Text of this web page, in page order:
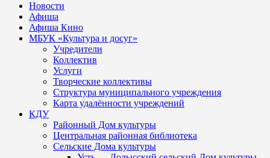
Новости
Афиша
Афиша Кино
МБУК «Культура и досуг»
Учредители
Коллектив
Услуги
Творческие коллективы
Структура муниципального учреждения
Карта удалённости учреждений
КДУ
Районный Дом культуры
Центральная районная библиотека
Сельские Дома культуры